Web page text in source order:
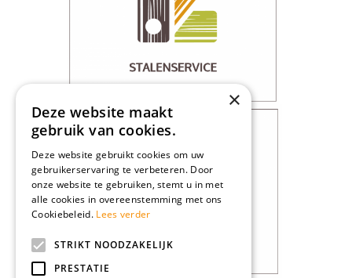
×
Deze website maakt
gebruik van cookies.
Deze website gebruikt cookies om uw
gebruikerservaring te verbeteren. Door
onze website te gebruiken, stemt u in met
alle cookies in overeenstemming met ons
Cookiebeleid. Lees verder
STRIKT NOODZAKELIJK
PRESTATIE